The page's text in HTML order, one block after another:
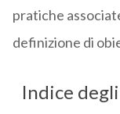
pratiche
definizione di
Indice